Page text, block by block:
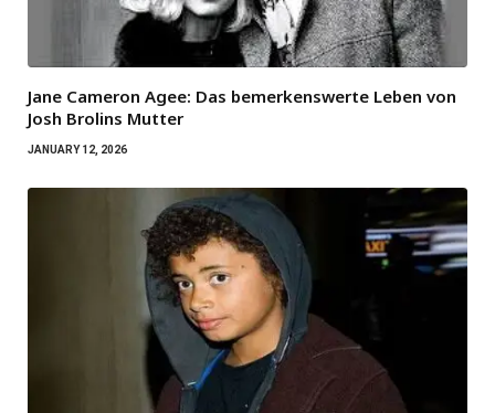
Jane Cameron Agee: Das bemerkenswerte Leben von
Josh Brolins Mutter
JANUARY 12, 2026